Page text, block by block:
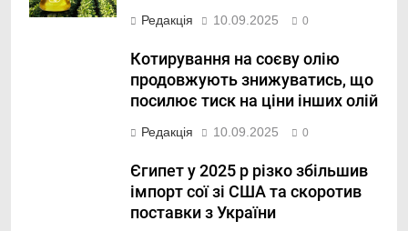
Редакція 10.09.2025 0
Котирування на соєву олію
продовжують знижуватись, що
посилює тиск на ціни інших олій
Редакція 10.09.2025 0
Єгипет у 2025 р різко збільшив
імпорт сої зі США та скоротив
поставки з України